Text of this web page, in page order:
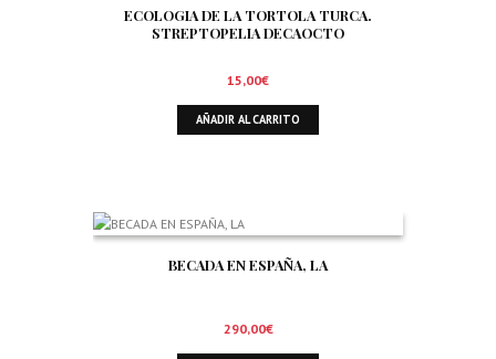
ECOLOGIA DE LA TORTOLA TURCA.
STREPTOPELIA DECAOCTO
15,00€
AÑADIR AL CARRITO
BECADA EN ESPAÑA, LA
290,00€